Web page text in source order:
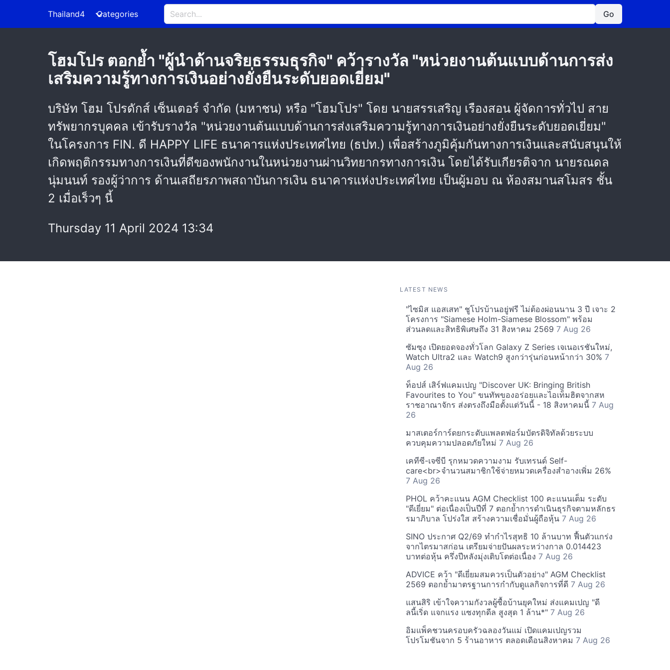
Thailand4 Categories Go
โฮมโปร ตอกย้ำ "ผู้นำด้านจริยธรรมธุรกิจ" คว้ารางวัล "หน่วยงานต้นแบบด้านการส่ง
เสริมความรู้ทางการเงินอย่างยั่งยืนระดับยอดเยี่ยม"
บริษัท โฮม โปรดักส์ เซ็นเตอร์ จำกัด (มหาชน) หรือ "โฮมโปร" โดย นายสรรเสริญ เรืองสอน ผู้จัดการทั่วไป สาย
ทรัพยากรบุคคล เข้ารับรางวัล "หน่วยงานต้นแบบด้านการส่งเสริมความรู้ทางการเงินอย่างยั่งยืนระดับยอดเยี่ยม"
ในโครงการ FIN. ดี HAPPY LIFE ธนาคารแห่งประเทศไทย (ธปท.) เพื่อสร้างภูมิคุ้มกันทางการเงินและสนับสนุนให้
เกิดพฤติกรรมทางการเงินที่ดีของพนักงานในหน่วยงานผ่านวิทยากรทางการเงิน โดยได้รับเกียรติจาก นายรณดล
นุ่มนนท์ รองผู้ว่าการ ด้านเสถียรภาพสถาบันการเงิน ธนาคารแห่งประเทศไทย เป็นผู้มอบ ณ ห้องสมานสโมสร ชั้น
2 เมื่อเร็วๆ นี้
Thursday 11 April 2024 13:34
LATEST NEWS
"ไซมิส แอสเสท" ชูโปรบ้านอยู่ฟรี ไม่ต้องผ่อนนาน 3 ปี เจาะ 2
โครงการ "Siamese Holm-Siamese Blossom" พร้อม
ส่วนลดและสิทธิพิเศษถึง 31 สิงหาคม 2569 7 Aug 26
ซัมซุง เปิดยอดจองทั่วโลก Galaxy Z Series เจเนอเรชันใหม่,
Watch Ultra2 และ Watch9 สูงกว่ารุ่นก่อนหน้ากว่า 30% 7
Aug 26
ท็อปส์ เสิร์ฟแคมเปญ "Discover UK: Bringing British
Favourites to You" ขนทัพของอร่อยและไอเท็มฮิตจากสห
ราชอาณาจักร ส่งตรงถึงมือตั้งแต่วันนี้ - 18 สิงหาคมนี้ 7 Aug
26
มาสเตอร์การ์ดยกระดับแพลตฟอร์มบัตรดิจิทัลด้วยระบบ
ควบคุมความปลอดภัยใหม่ 7 Aug 26
เคทีซี-เจซีบี รุกหมวดความงาม รับเทรนด์ Self-
care<br>จำนวนสมาชิกใช้จ่ายหมวดเครื่องสำอางเพิ่ม 26%
7 Aug 26
PHOL คว้าคะแนน AGM Checklist 100 คะแนนเต็ม ระดับ
"ดีเยี่ยม" ต่อเนื่องเป็นปีที่ 7 ตอกย้ำการดำเนินธุรกิจตามหลักธร
รมาภิบาล โปร่งใส สร้างความเชื่อมั่นผู้ถือหุ้น 7 Aug 26
SINO ประกาศ Q2/69 ทำกำไรสุทธิ 10 ล้านบาท ฟื้นตัวแกร่ง
จากไตรมาสก่อน เตรียมจ่ายปันผลระหว่างกาล 0.014423
บาทต่อหุ้น ครึ่งปีหลังมุ่งเติบโตต่อเนื่อง 7 Aug 26
ADVICE คว้า "ดีเยี่ยมสมควรเป็นตัวอย่าง" AGM Checklist
2569 ตอกย้ำมาตรฐานการกำกับดูแลกิจการที่ดี 7 Aug 26
แสนสิริ เข้าใจความกังวลผู้ซื้อบ้านยุคใหม่ ส่งแคมเปญ "ดี
ลนี้เริ่ด แจกแรง แซงทุกดีล สูงสุด 1 ล้าน*" 7 Aug 26
อิมแพ็คชวนครอบครัวฉลองวันแม่ เปิดแคมเปญรวม
โปรโมชันจาก 5 ร้านอาหาร ตลอดเดือนสิงหาคม 7 Aug 26